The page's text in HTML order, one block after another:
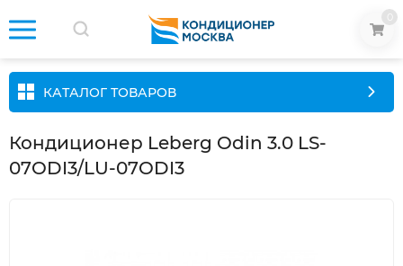
КАТАЛОГ ТОВАРОВ
Кондиционер Leberg Odin 3.0 LS-
07ODI3/LU-07ODI3